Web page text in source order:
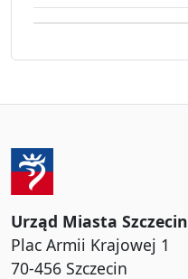
Urząd Miasta Szczecin
Plac Armii Krajowej 1
70-456 Szczecin